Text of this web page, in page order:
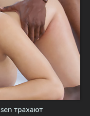
трахают